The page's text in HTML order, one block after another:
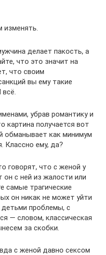
изменять.
делает пакость, а
что это значит на
что своим
вы ему такие
убрав романтику и
картина получается вот
обманывает как минимум
Классно ему, да?
говорят, что с женой у
он с ней из жалости или
самые трагические
он никак не может уйти
детьми проблемы, с
— словом, классическая
за скобки.
с женой давно сексом